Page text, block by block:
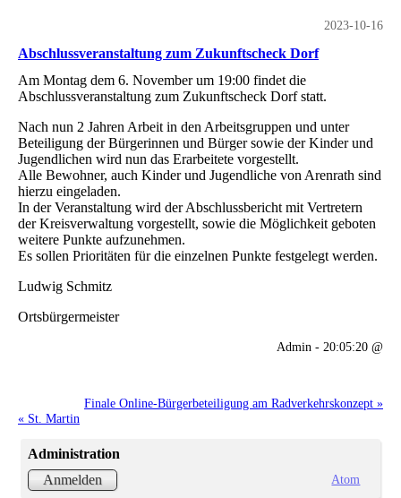
2023-10-16
Abschlussveranstaltung zum Zukunftscheck Dorf
Am Montag dem 6. November um 19:00 findet die
Abschlussveranstaltung zum Zukunftscheck Dorf statt.
Nach nun 2 Jahren Arbeit in den Arbeitsgruppen und unter
Beteiligung der Bürgerinnen und Bürger sowie der Kinder und
Jugendlichen wird nun das Erarbeitete vorgestellt.
Alle Bewohner, auch Kinder und Jugendliche von Arenrath sind
hierzu eingeladen.
In der Veranstaltung wird der Abschlussbericht mit Vertretern
der Kreisverwaltung vorgestellt, sowie die Möglichkeit geboten
weitere Punkte aufzunehmen.
Es sollen Prioritäten für die einzelnen Punkte festgelegt werden.
Ludwig Schmitz
Ortsbürgermeister
Admin - 20:05:20 @
Finale Online-Bürgerbeteiligung am Radverkehrskonzept »
« St. Martin
Administration
Anmelden
Atom